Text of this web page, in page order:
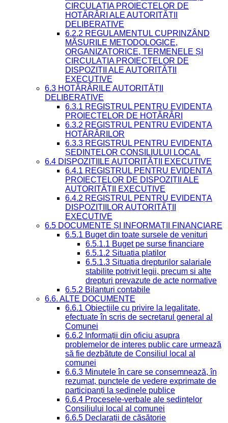
CIRCULAȚIA PROIECTELOR DE
HOTĂRÂRI ALE AUTORITĂȚII
DELIBERATIVE
6.2.2 REGULAMENTUL CUPRINZÂND
MĂSURILE METODOLOGICE,
ORGANIZATORICE, TERMENELE ȘI
CIRCULAȚIA PROIECTELOR DE
DISPOZIȚII ALE AUTORITĂȚII
EXECUTIVE
6.3 HOTĂRÂRILE AUTORITĂȚII
DELIBERATIVE
6.3.1 REGISTRUL PENTRU EVIDENȚA
PROIECTELOR DE HOTĂRÂRI
6.3.2 REGISTRUL PENTRU EVIDENȚA
HOTĂRÂRILOR
6.3.3 REGISTRUL PENTRU EVIDENȚA
ȘEDINȚELOR CONSILIULUI LOCAL
6.4 DISPOZIȚIILE AUTORITĂȚII EXECUTIVE
6.4.1 REGISTRUL PENTRU EVIDENȚA
PROIECTELOR DE DISPOZIȚII ALE
AUTORITĂȚII EXECUTIVE
6.4.2 REGISTRUL PENTRU EVIDENȚA
DISPOZIȚIILOR AUTORITĂȚII
EXECUTIVE
6.5 DOCUMENTE ȘI INFORMAȚII FINANCIARE
6.5.1 Buget din toate sursele de venituri
6.5.1.1 Buget pe surse financiare
6.5.1.2 Situatia platilor
6.5.1.3 Situatia drepturilor salariale
stabilite potrivit legii, precum si alte
drepturi prevazute de acte normative
6.5.2 Bilanturi contabile
6.6. ALTE DOCUMENTE
6.6.1 Obiecțiile cu privire la legalitate,
efectuate în scris de secretarul general al
Comunei
6.6.2 Informații din oficiu asupra
problemelor de interes public care urmează
să fie dezbătute de Consiliul local al
comunei
6.6.3 Minutele în care se consemnează, în
rezumat, punctele de vedere exprimate de
participanți la ședinele publice
6.6.4 Procesele-verbale ale ședințelor
Consiliului local al comunei
6.6.5 Declarații de căsătorie